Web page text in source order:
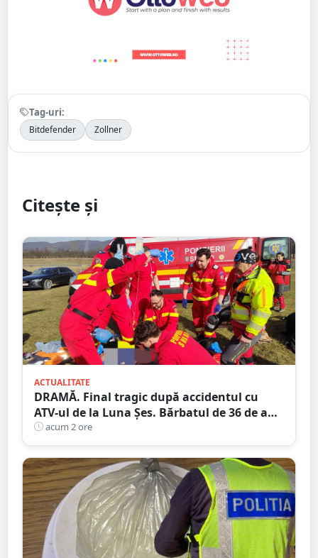
Tag-uri:
Bitdefender Zollner
Citește și
ACTUALITATE
DRAMĂ. Final tragic după accidentul cu
ATV-ul de la Luna Șes. Bărbatul de 36 de ani
a murit la spital
acum 2 ore